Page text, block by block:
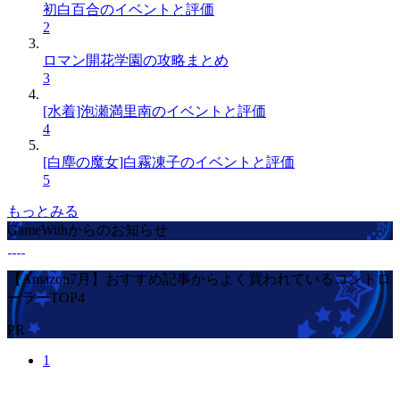
初白百合のイベントと評価
2
ロマン開花学園の攻略まとめ
3
[水着]泡瀬満里南のイベントと評価
4
[白塵の魔女]白霧凍子のイベントと評価
5
もっとみる
GameWithからのお知らせ
【Amazon7月】おすすめ記事からよく買われているコントロ
ーラーTOP4
PR
1